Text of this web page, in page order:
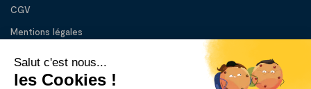
CGV
Mentions légales
BESOIN D’AIDE